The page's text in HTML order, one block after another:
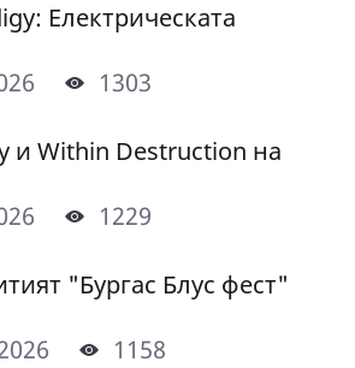
Електрическата
1303
и Within Destruction на
1229
"Бургас Блус фест"
1158